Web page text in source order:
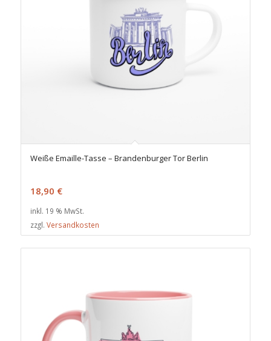
Weiße Emaille-Tasse – Brandenburger Tor Berlin
18,90 €
inkl. 19 % MwSt.
zzgl. Versandkosten